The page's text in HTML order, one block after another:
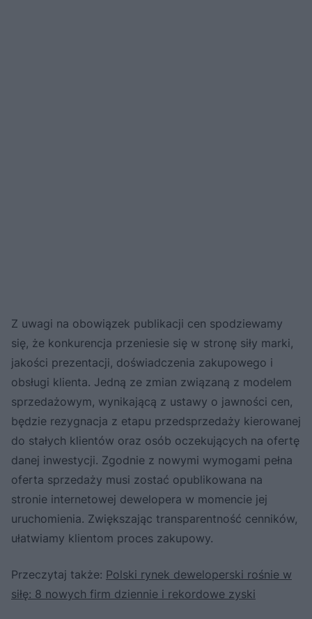
Z uwagi na obowiązek publikacji cen spodziewamy
się, że konkurencja przeniesie się w stronę siły marki,
jakości prezentacji, doświadczenia zakupowego i
obsługi klienta. Jedną ze zmian związaną z modelem
sprzedażowym, wynikającą z ustawy o jawności cen,
będzie rezygnacja z etapu przedsprzedaży kierowanej
do stałych klientów oraz osób oczekujących na ofertę
danej inwestycji. Zgodnie z nowymi wymogami pełna
oferta sprzedaży musi zostać opublikowana na
stronie internetowej dewelopera w momencie jej
uruchomienia. Zwiększając transparentność cenników,
ułatwiamy klientom proces zakupowy.
Przeczytaj także: Polski rynek deweloperski rośnie w
siłę: 8 nowych firm dziennie i rekordowe zyski